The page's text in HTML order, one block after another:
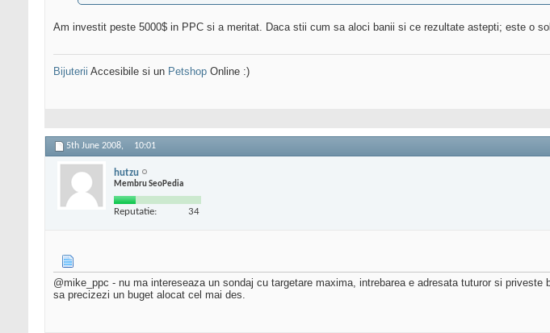
Am investit peste 5000$ in PPC si a meritat. Daca stii cum sa aloci banii si ce rezultate astepti; este o
Bijuterii Accesibile si un Petshop Online :)
5th June 2008, 10:01
hutzu
Membru SeoPedia
Reputatie: 34
@mike_ppc - nu ma intereseaza un sondaj cu targetare maxima, intrebarea e adresata tuturor si
sa precizezi un buget alocat cel mai des.